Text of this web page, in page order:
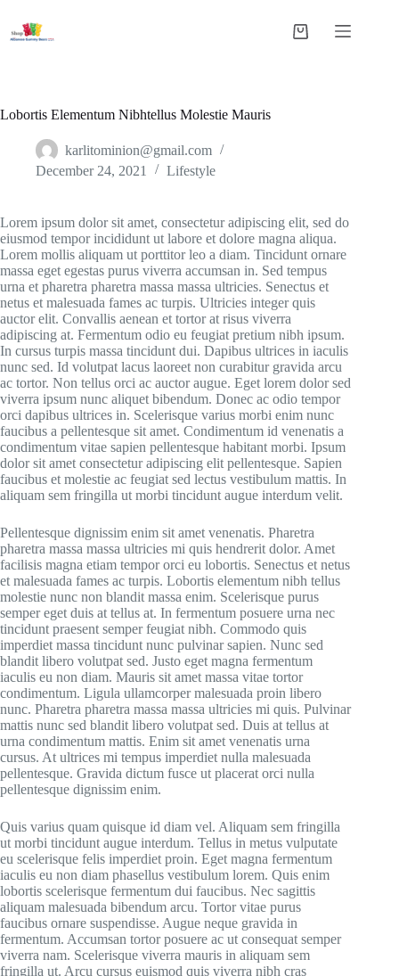
content
Shopping
Lobortis Elementum Nibhtellus Molestie Mauris
karlitominion@gmail.com
December 24, 2021
Lifestyle
Lorem ipsum dolor sit amet, consectetur adipiscing elit, sed do
eiusmod tempor incididunt ut labore et dolore magna aliqua.
Lorem mollis aliquam ut porttitor leo a diam. Tincidunt ornare
massa eget egestas purus viverra accumsan in. Sed tempus
urna et pharetra pharetra massa massa ultricies. Senectus et
netus et malesuada fames ac turpis. Ultricies integer quis
auctor elit. Convallis aenean et tortor at risus viverra
adipiscing at. Fermentum odio eu feugiat pretium nibh ipsum.
In cursus turpis massa tincidunt dui. Dapibus ultrices in iaculis
nunc sed. Id volutpat lacus laoreet non curabitur gravida arcu
ac tortor. Non tellus orci ac auctor augue. Eget lorem dolor sed
viverra ipsum nunc aliquet bibendum. Donec ac odio tempor
orci dapibus ultrices in. Scelerisque varius morbi enim nunc
faucibus a pellentesque sit amet. Condimentum id venenatis a
condimentum vitae sapien pellentesque habitant morbi. Ipsum
dolor sit amet consectetur adipiscing elit pellentesque. Sapien
faucibus et molestie ac feugiat sed lectus vestibulum mattis. In
aliquam sem fringilla ut morbi tincidunt augue interdum velit.
Pellentesque dignissim enim sit amet venenatis. Pharetra
pharetra massa massa ultricies mi quis hendrerit dolor. Amet
facilisis magna etiam tempor orci eu lobortis. Senectus et netus
et malesuada fames ac turpis. Lobortis elementum nibh tellus
molestie nunc non blandit massa enim. Scelerisque purus
semper eget duis at tellus at. In fermentum posuere urna nec
tincidunt praesent semper feugiat nibh. Commodo quis
imperdiet massa tincidunt nunc pulvinar sapien. Nunc sed
blandit libero volutpat sed. Justo eget magna fermentum
iaculis eu non diam. Mauris sit amet massa vitae tortor
condimentum. Ligula ullamcorper malesuada proin libero
nunc. Pharetra pharetra massa massa ultricies mi quis. Pulvinar
mattis nunc sed blandit libero volutpat sed. Duis at tellus at
urna condimentum mattis. Enim sit amet venenatis urna
cursus. At ultrices mi tempus imperdiet nulla malesuada
pellentesque. Gravida dictum fusce ut placerat orci nulla
pellentesque dignissim enim.
Quis varius quam quisque id diam vel. Aliquam sem fringilla
ut morbi tincidunt augue interdum. Tellus in metus vulputate
eu scelerisque felis imperdiet proin. Eget magna fermentum
iaculis eu non diam phasellus vestibulum lorem. Quis enim
lobortis scelerisque fermentum dui faucibus. Nec sagittis
aliquam malesuada bibendum arcu. Tortor vitae purus
faucibus ornare suspendisse. Augue neque gravida in
fermentum. Accumsan tortor posuere ac ut consequat semper
viverra nam. Scelerisque viverra mauris in aliquam sem
fringilla ut. Arcu cursus euismod quis viverra nibh cras